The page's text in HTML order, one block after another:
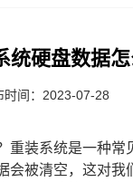
统硬盘数据
时间：2023-07-28
重装系统是一种
会被清空，这对